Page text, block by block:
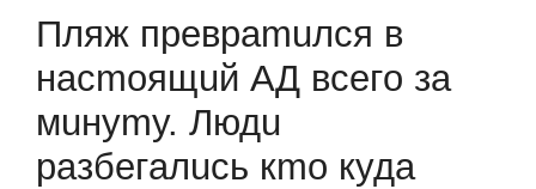
Пляж пpeвpamuлcя в
нacmoящuй AД вceгo зa
мuнуmу. Людu
paзбeгaлucь кmo кудa